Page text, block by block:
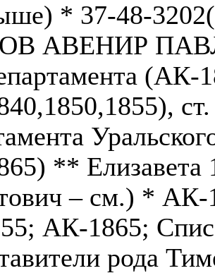
* 37-48-
АВЕНИР
(АК-
** Елизавета
– см.) *
АК-1865;
рода